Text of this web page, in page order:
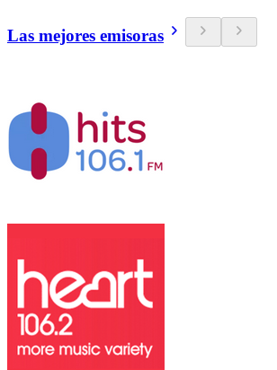
Las mejores emisoras